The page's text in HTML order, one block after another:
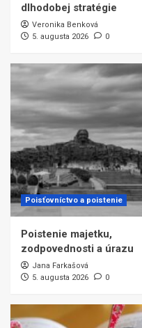
dlhodobej stratégie
Veronika Benková
5. augusta 2026
0
Poisťovníctvo a poistenie
Poistenie majetku,
zodpovednosti a úrazu
Jana Farkašová
5. augusta 2026
0